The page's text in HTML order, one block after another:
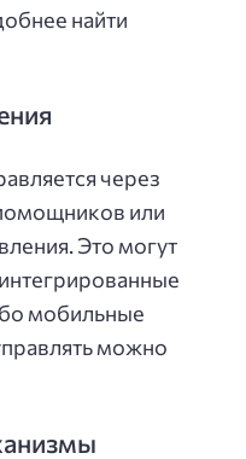
найти
через
или
Это могут
мобильные
можно